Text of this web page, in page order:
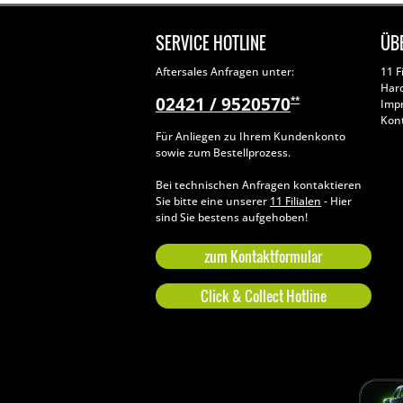
SERVICE HOTLINE
Aftersales Anfragen unter:
02421 / 9520570**
Für Anliegen zu Ihrem Kundenkonto
sowie zum Bestellprozess.
Bei technischen Anfragen kontaktieren
Sie bitte eine unserer 11 Filialen - Hier
sind Sie bestens aufgehoben!
zum Kontaktformular
Click & Collect Hotline
11